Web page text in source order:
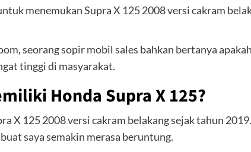
menemukan Supra X 125 2008 versi cakram
seorang sopir mobil sales bahkan bertanya
tinggi di masyarakat.
Honda Supra X 125?
X 125 2008 versi cakram belakang sejak tahun
saya semakin merasa beruntung.